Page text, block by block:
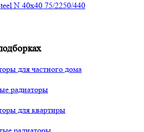
N 40х40 75/2250/440
для частного дома
радиаторы
для квартиры